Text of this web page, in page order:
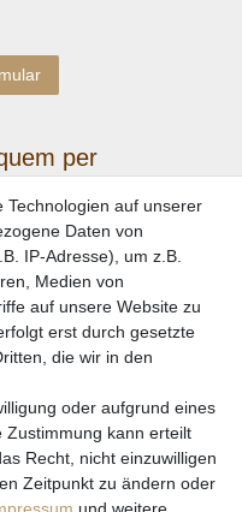
per
mit
Technologien auf unserer
Daten von
IP-Adresse), um z.B.
Medien von
auf unsere Website zu
erst durch gesetzte
die wir in den
oder aufgrund eines
Zustimmung kann erteilt
Recht, nicht einzuwilligen
Zeitpunkt zu ändern oder